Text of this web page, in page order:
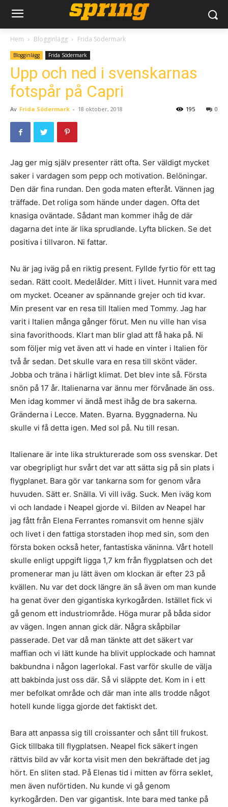
Hem Blogginlägg Frida Södermark
Blogginlägg Frida Södermark
Upp och ned i svenskarnas
fotspår på Capri
Av Frida Södermark - 18 oktober, 2018 0
195
Jag ger mig själv presenter rätt ofta. Ser väldigt mycket
saker i vardagen som pepp och motivation. Belöningar.
Den där fina rundan. Den goda maten efteråt. Vännen jag
träffade. Det roliga som hände under dagen. Ofta det
knasiga oväntade. Sådant man kommer ihåg de där
dagarna det inte är lika sprudlande. Lyfta blicken. Se det
positiva i tillvaron. Ni fattar.
Nu är jag iväg på en riktig present. Fyllde fyrtio för ett tag
sedan. Rätt coolt. Medelålder. Mitt i livet. Hunnit vara med
om mycket. Oceaner av spännande grejer och tid kvar.
Min present var en resa till Italien med Tommy. Jag har
varit i Italien många gånger förut. Men nu ville han visa
sina favorithoods. Klart man blir glad att få haka på. Ni
som följer mig vet även att vi hade en vinter i Italien för
två år sedan. Det skulle vara en resa till skönt väder.
Jobba och träna i härligt klimat. Det blev inte så. Första
snön på 17 år. Italienarna var ännu mer förvånade än oss.
Men idag kommer vi ändå mest ihåg de bra sakerna.
Gränderna i Lecce. Maten. Byarna. Byggnaderna. Nu
skulle vi få detta igen. Med sol på. Nu till resan.
Italienare är inte lika strukturerade som oss svenskar. Det
var obegripligt hur svårt det var att sätta sig på sin plats i
flygplanet. Bara gör var tankarna som for genom våra
huvuden. Sätt er. Snälla. Vi vill iväg. Suck. Men iväg kom
vi och landade i Neapel gjorde vi. Bilden av Neapel har
jag fått från Elena Ferrantes romansvit om henne själv
och livet i den fattiga storstaden ihop med sin, som den
första boken också heter, fantastiska väninna. Vårt hotell
skulle enligt uppgift ligga 1,7 km från flygplatsen och det
promenerar man ju lätt även om klockan är efter 23 på
kvällen. Nu var det dock längre än så även om man kunde
ha genat över den gigantiska kyrkogården. Istället fick vi
gå genom ett industriområde. Höga murar på båda sidor
av vägen. Ingen annan gick där. Några skåpbilar
passerade. Det var då man tänkte att det säkert var
maffian och vi lätt kunde ha blivit upplockade och hamnat
bakbundna i någon lagerlokal. Fast varför skulle de välja
att bakbinda just oss där. Så vi släppte det. Kom in i ett
mer befolkat område och där man inte alls trodde något
hotell kunde ligga gjorde det faktiskt det.
Bara att anpassa sig till croissanter och sånt till frukost.
Gick tillbaka till flygplatsen. Neapel fick säkert ingen
rättvis bild av vår korta visit men den bekräftade det jag
hört. En sliten stad. På Elenas tid i mitten av förra seklet,
men även nuförtiden. Nu kunde vi gå genom
kyrkogården. Den var gigantisk. Inte bara med tanke på